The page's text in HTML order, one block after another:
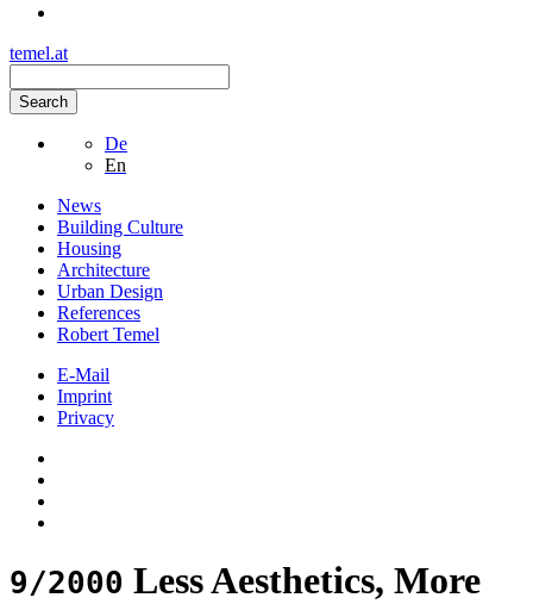
temel.at
Search
De
En
News
Building Culture
Housing
Architecture
Urban Design
References
Robert Temel
E-Mail
Imprint
Privacy
9/2000 Less Aesthetics, More